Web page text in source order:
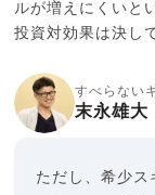
ルが増えにくいと
投資対効果は決し
すべらない
末永雄大
ただし、希少ス